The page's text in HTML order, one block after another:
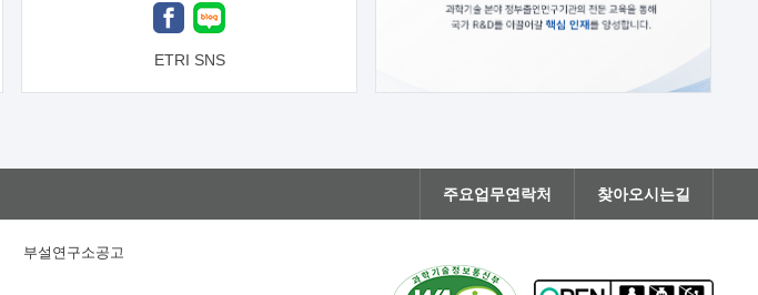
ETRI SNS
주요업무연락처 찾아오시는길
부설연구소공고